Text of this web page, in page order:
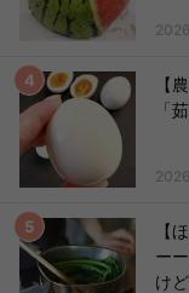
【
「
【
ー
け